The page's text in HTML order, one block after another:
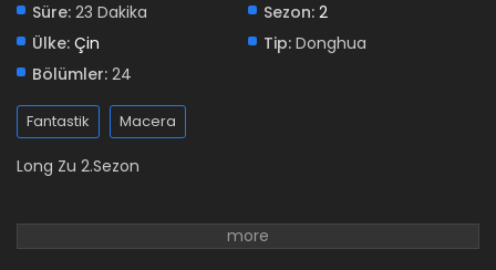
Süre: 23 Dakika Sezon: 2
Ülke: Çin Tip: Donghua
Bölümler: 24
Fantastik Macera
Long Zu 2.Sezon